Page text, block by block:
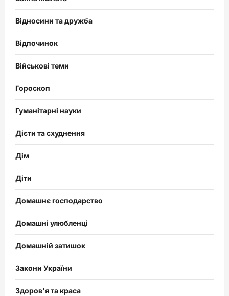
Відносини та дружба
Відпочинок
Військові теми
Гороскоп
Гуманітарні науки
Дієти та схуднення
Дім
Діти
Домашнє господарство
Домашні улюбленці
Домашній затишок
Закони України
Здоров'я та краса